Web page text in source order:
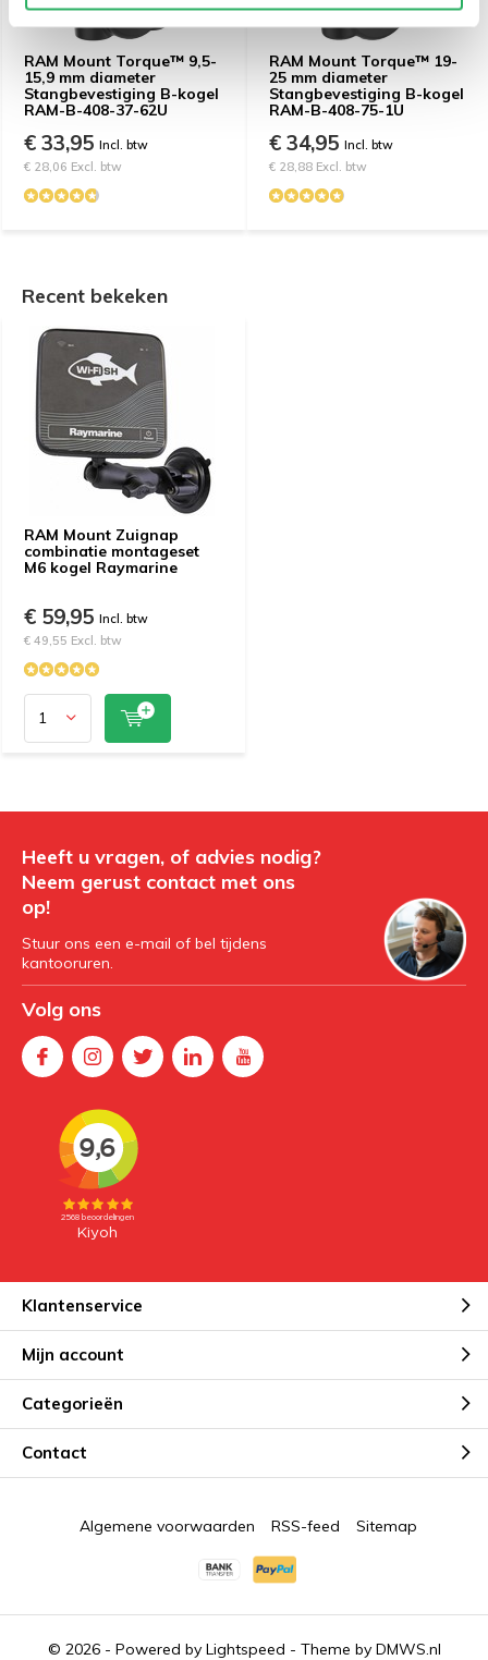
RAM Mount Torque™ 9,5-
15,9 mm diameter
Stangbevestiging B-kogel
RAM-B-408-37-62U
€ 33,95 Incl. btw
€ 28,06 Excl. btw
RAM Mount Torque™ 19-
25 mm diameter
Stangbevestiging B-kogel
RAM-B-408-75-1U
€ 34,95 Incl. btw
€ 28,88 Excl. btw
Recent bekeken
RAM Mount Zuignap
combinatie montageset
M6 kogel Raymarine
€ 59,95 Incl. btw
€ 49,55 Excl. btw
Heeft u vragen, of advies nodig?
Neem gerust contact met ons
op!
Stuur ons een e-mail of bel tijdens
kantooruren.
Volg ons
Klantenservice
Mijn account
Categorieën
Contact
© 2026 - Powered by Lightspeed - Theme by DMWS.nl
Algemene voorwaarden RSS-feed Sitemap